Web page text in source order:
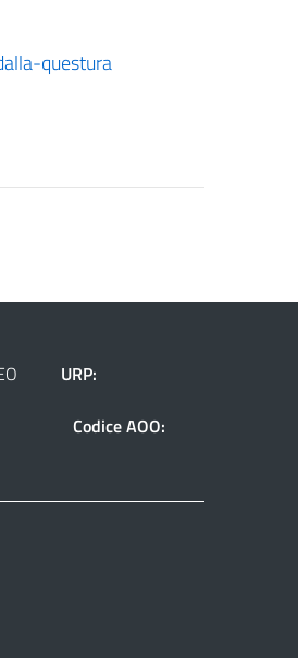
questura
URP:
Codice AOO: